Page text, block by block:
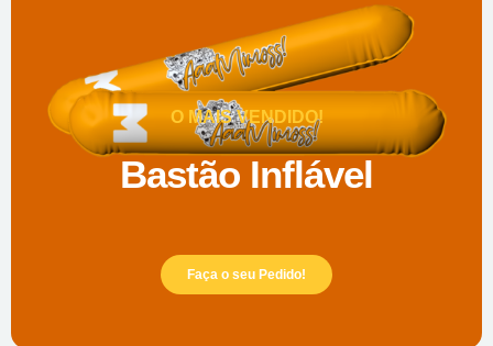
O MAIS VENDIDO!
Bastão Inflável
Faça o seu Pedido!